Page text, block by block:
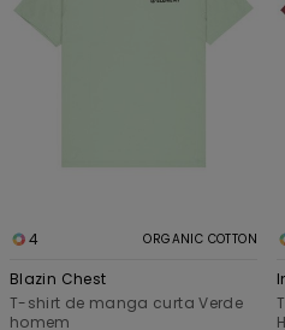
4 ORGANIC COTTON
Blazin Chest
T-shirt de manga curta Verde
homem